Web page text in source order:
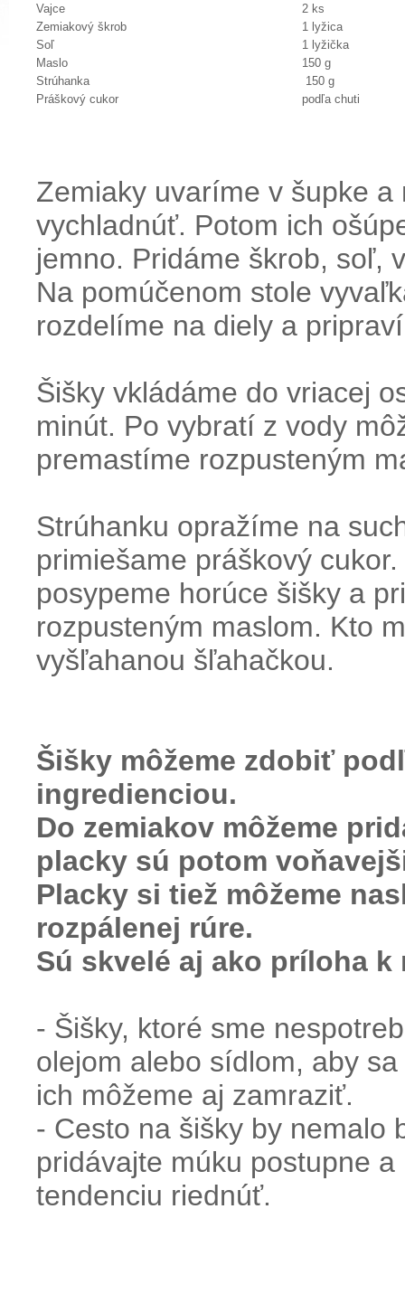
Vajce
2 ks
Zemiakový škrob
1 lyžica
Soľ
1 lyžička
Maslo
150 g
Strúhanka
150 g
Práškový cukor
podľa chuti
Zemiaky uvaríme v šupke a
vychladnúť. Potom ich
jemno. Pridáme škrob, soľ,
Na pomúčenom stole
rozdelíme na diely a
Šišky vkládáme do vriacej
minút. Po vybratí z vody
premastíme rozpusteným
Strúhanku opražíme na
primiešame práškový
posypeme horúce šišky a
rozpusteným maslom. Kto
vyšľahanou šľahačkou.
Šišky môžeme zdobiť
ingredienciou.
Do zemiakov môžeme
placky sú potom
Placky si tiež môžeme
rozpálenej rúre.
Sú skvelé aj ako príloha k
- Šišky, ktoré sme
olejom alebo sídlom, aby
ich môžeme aj zamraziť.
- Cesto na šišky by nemalo
pridávajte múku postupne
tendenciu riednúť.